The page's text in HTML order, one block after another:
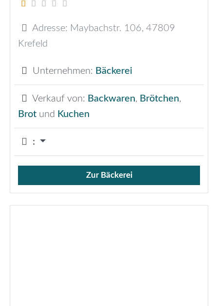
Adresse: Maybachstr. 106, 47809
Krefeld
Unternehmen: Bäckerei
Verkauf von: Backwaren, Brötchen,
Brot und Kuchen
:
Verkauf von Brötchen,
Zur Bäckerei